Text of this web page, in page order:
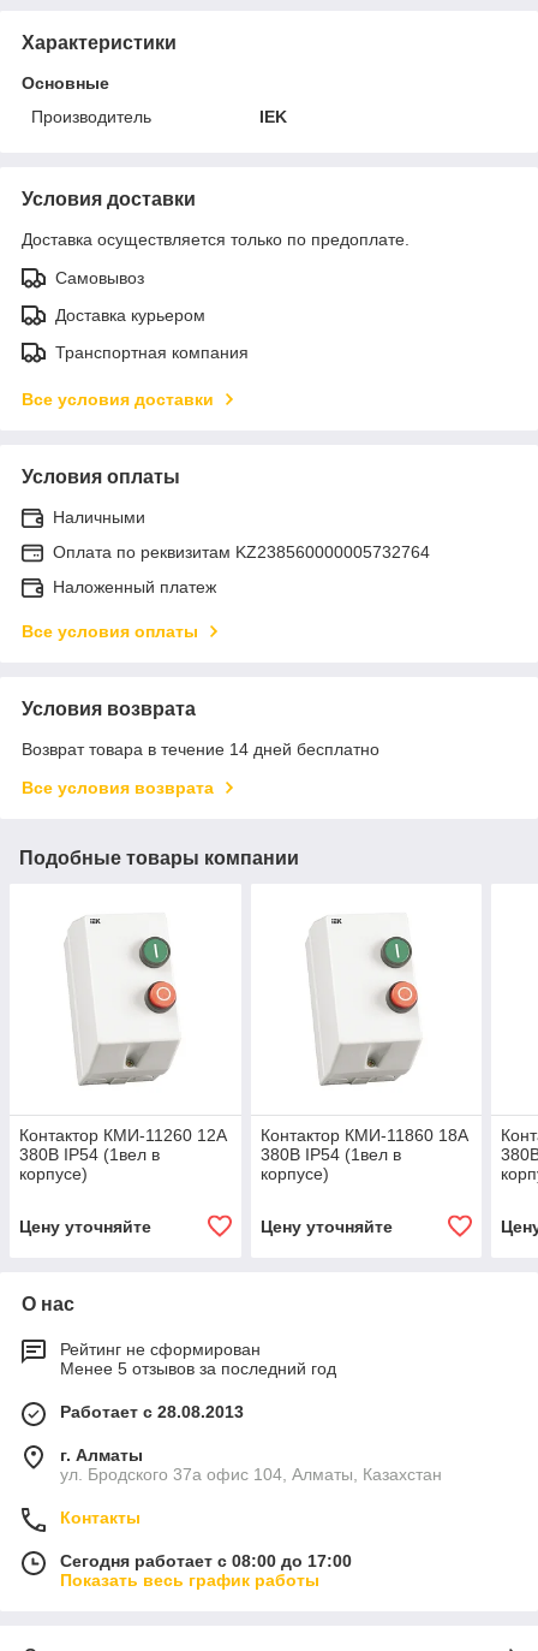
Характеристики
Основные
Производитель
IEK
Условия доставки
Доставка осуществляется только по предоплате.
Самовывоз
Доставка курьером
Транспортная компания
Все условия доставки
Условия оплаты
Наличными
Оплата по реквизитам KZ238560000005732764
Наложенный платеж
Все условия оплаты
Условия возврата
Возврат товара в течение 14 дней бесплатно
Все условия возврата
Подобные товары компании
Контактор КМИ-11260 12А
380В IP54 (1вел в
корпусе)
Цену уточняйте
Контактор КМИ-11860 18А
380В IP54 (1вел в
корпусе)
Цену уточняйте
О нас
Рейтинг не сформирован
Менее 5 отзывов за последний год
Работает с 28.08.2013
г. Алматы
ул. Бродского 37а офис 104, Алматы, Казахстан
Контакты
Сегодня работает с 08:00 до 17:00
Показать весь график работы